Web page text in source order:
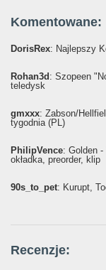
Komentowane:
DorisRex: Najlepszy
Rohan3d: Szopeen
teledysk
gmxxx: Żabson/
tygodnia (PL)
PhilipVence: Golden
okładka, preorder, klip
90s_to_pet: Kurupt,
Recenzje: